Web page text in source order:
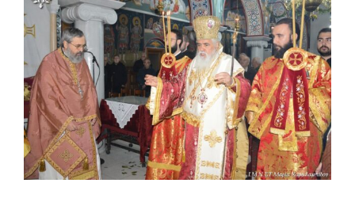
μεγαλύτερης
εικόνας